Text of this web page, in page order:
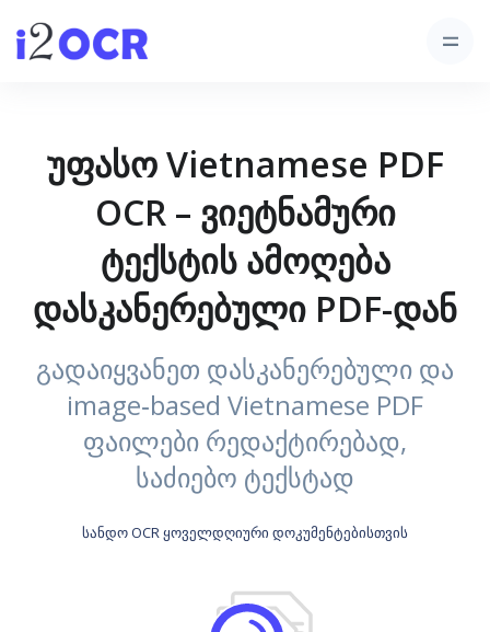
უფასო Vietnamese PDF
OCR – ვიეტნამური
ტექსტის ამოღება
დასკანერებული PDF-დან
გადაიყვანეთ დასკანერებული და
image‑based Vietnamese PDF
ფაილები რედაქტირებად,
საძიებო ტექსტად
სანდო OCR ყოველდღიური დოკუმენტებისთვის